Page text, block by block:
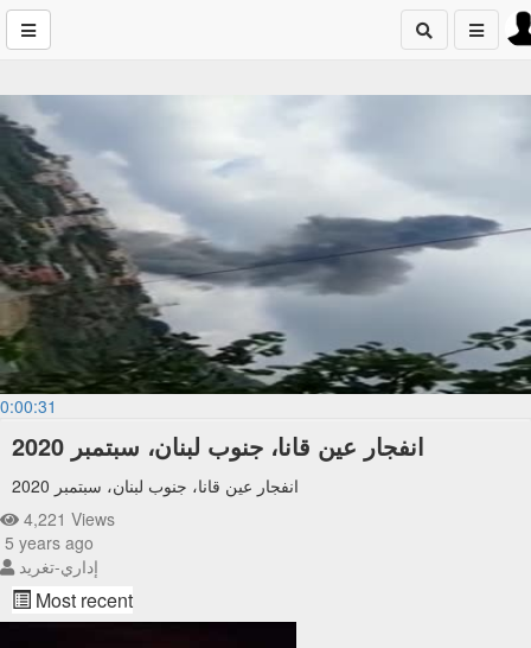
0:00:31
انفجار عين قانا، جنوب لبنان، سبتمبر 2020
انفجار عين قانا، جنوب لبنان، سبتمبر 2020
4,221 Views
5 years ago
إداري-تغريد
Most recent